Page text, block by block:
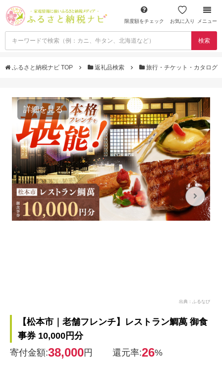
限度額をチェック お気に入り メニュー
検索
ふるさと納税ナビ TOP 返礼品検索 旅行・チケット・カタログ
詳細を見る
出典：ふるなび
【松本市｜老舗フレンチ】レストラン鯛萬 御食
事券 10,000円分
寄付金額:38,000円 還元率:26%